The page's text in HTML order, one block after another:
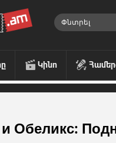
Կինո
Обеликс: